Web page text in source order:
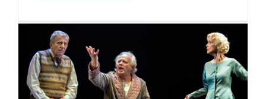
Servo di scena
15 – 27 nov 2022